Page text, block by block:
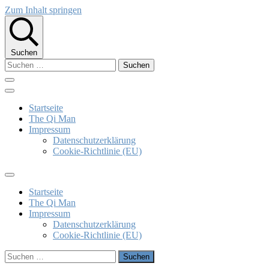
Zum Inhalt springen
Suchen
Suchen
nach:
Klaus Bieber
Startseite
The Qi Man
Impressum
Datenschutzerklärung
Cookie-Richtlinie (EU)
Startseite
The Qi Man
Impressum
Datenschutzerklärung
Cookie-Richtlinie (EU)
Suchen
nach: